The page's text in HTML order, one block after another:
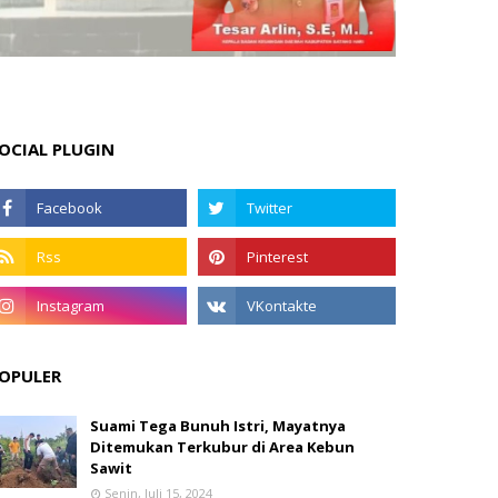
PLUGIN
Suami Tega Bunuh Istri, Mayatnya
Ditemukan Terkubur di Area Kebun
Sawit
Senin, Juli 15, 2024